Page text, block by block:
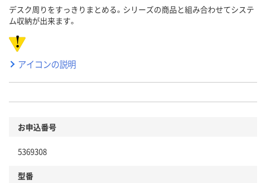
デスク周りをすっきりまとめる。シリーズの商品と組み合わせてシステ
ム収納が出来ます。
アイコンの説明
お申込番号
5369308
型番